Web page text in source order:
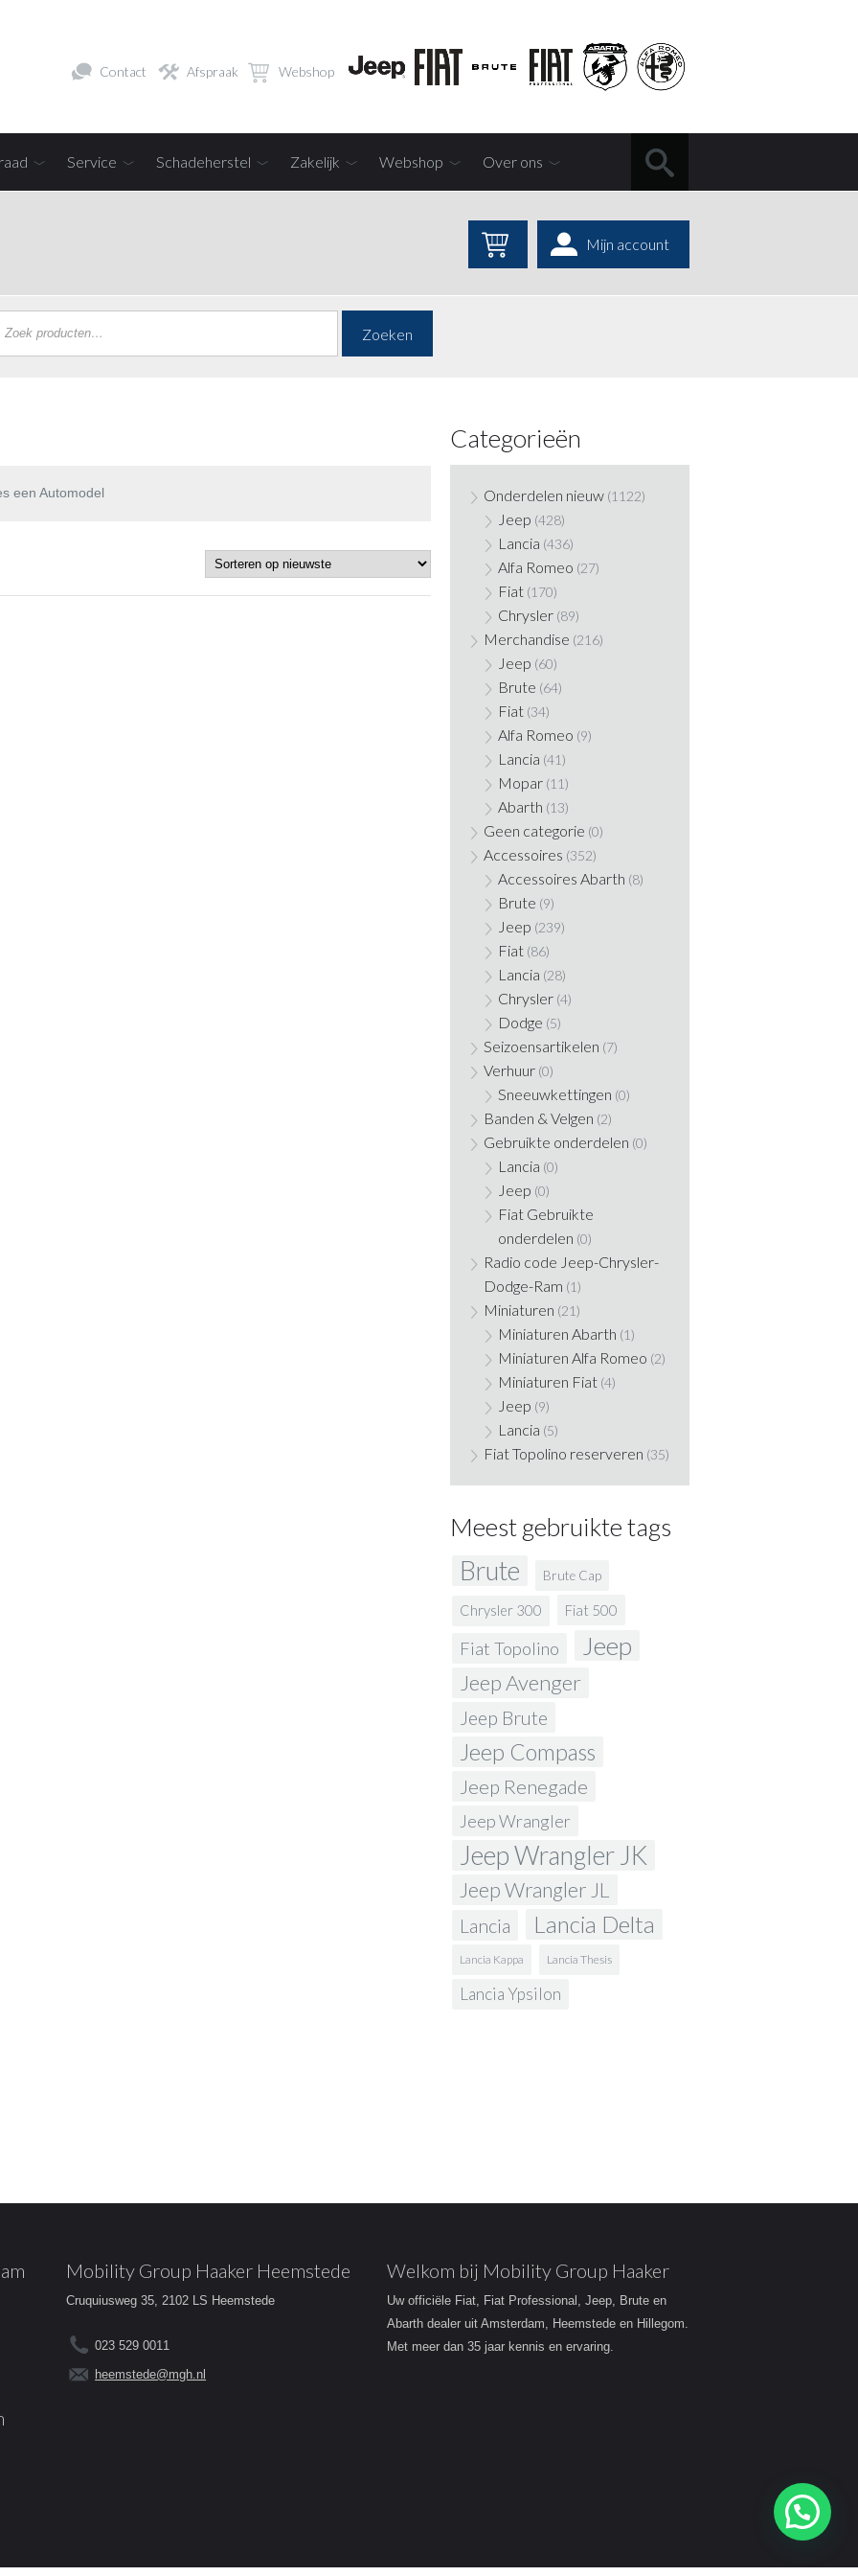
Contact Afspraak Webshop
Service Schadeherstel Zakelijk Webshop Over ons
Mijn account
Zoeken
een Automodel
Categorieën
Onderdelen nieuw (1122)
Jeep (428)
Lancia (436)
Alfa Romeo (27)
Fiat (170)
Chrysler (89)
Merchandise (216)
Jeep (60)
Brute (64)
Fiat (34)
Alfa Romeo (9)
Lancia (41)
Mopar (11)
Abarth (13)
Geen categorie (0)
Accessoires (352)
Accessoires Abarth (8)
Brute (9)
Jeep (239)
Fiat (86)
Lancia (28)
Chrysler (4)
Dodge (5)
Seizoensartikelen (7)
Verhuur (0)
Sneeuwkettingen (0)
Banden & Velgen (2)
Gebruikte onderdelen (0)
Lancia (0)
Jeep (0)
Fiat Gebruikte
onderdelen (0)
Radio code Jeep-Chrysler-
Dodge-Ram (1)
Miniaturen (21)
Miniaturen Abarth (1)
Miniaturen Alfa Romeo (2)
Miniaturen Fiat (4)
Jeep (9)
Lancia (5)
Fiat Topolino reserveren (35)
Meest gebruikte tags
Brute Brute Cap
Chrysler 300 Fiat 500
Fiat Topolino Jeep
Jeep Avenger
Jeep Brute
Jeep Compass
Jeep Renegade
Jeep Wrangler
Jeep Wrangler JK
Jeep Wrangler JL
Lancia Lancia Delta
Lancia Kappa Lancia Thesis
Lancia Ypsilon
Mobility Group Haaker Heemstede
Cruquiusweg 35, 2102 LS Heemstede
023 529 0011
heemstede@mgh.nl
Welkom bij Mobility Group Haaker
Uw officiële Fiat, Fiat Professional, Jeep, Brute en
Abarth dealer uit Amsterdam, Heemstede en Hillegom.
Met meer dan 35 jaar kennis en ervaring.